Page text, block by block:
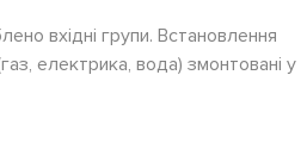
вхідні групи. Встановлення
електрика, вода) змонтовані у